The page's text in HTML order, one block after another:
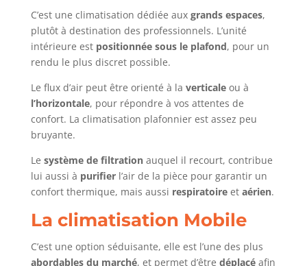
C’est une climatisation dédiée aux grands espaces,
plutôt à destination des professionnels. L’unité
intérieure est positionnée sous le plafond, pour un
rendu le plus discret possible.
Le flux d’air peut être orienté à la verticaleou à
l’horizontale, pour répondre à vos attentes de
confort. La climatisation plafonnier est assez peu
bruyante.
Le système de filtrationauquel il recourt, contribue
lui aussi à purifier l’air de la pièce pour garantir un
confort thermique, mais aussi respiratoireet aérien.
La climatisation Mobile
C’est une option séduisante, elle est l’une des plus
abordables du marché, et permet d’être déplacéafin